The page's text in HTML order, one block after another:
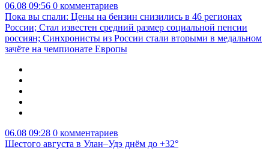
06.08 09:56 0 комментариев
Пока вы спали: Цены на бензин снизились в 46 регионах
России; Стал известен средний размер социальной пенсии
россиян; Синхронисты из России стали вторыми в медальном
зачёте на чемпионате Европы
06.08 09:28 0 комментариев
Шестого августа в Улан–Удэ днём до +32°